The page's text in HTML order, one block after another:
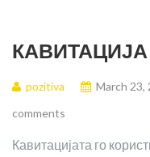
КАВИТАЦИЈА
pozitiva March 23,
comments
Кавитацијата го